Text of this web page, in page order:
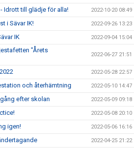
Idrott till glädje för alla! 2022-10-20 08:49
i Sävar IK! 2022-09-26 13:23
IK 2022-09-04 15:04
"Årets
2022-06-27 21:51
2022-05-28 22:57
och återhämtning 2022-05-10 14:47
efter skolan 2022-05-09 09:18
2022-05-08 20:10
igen! 2022-05-06 16:16
2022-04-25 21:22